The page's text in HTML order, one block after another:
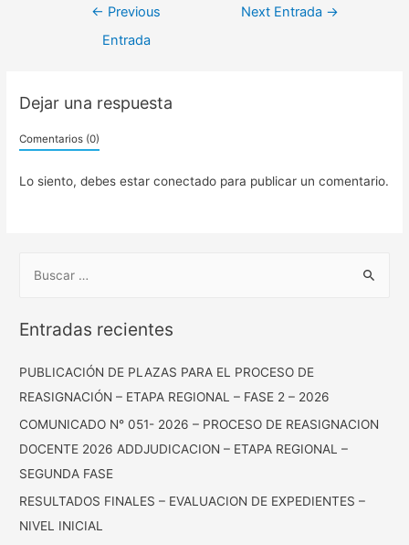
← Previous
Entrada
Next Entrada →
Dejar una respuesta
Comentarios (0)
Lo siento, debes estarconectado para publicar un comentario.
Entradas recientes
PUBLICACIÓN DE PLAZAS PARA EL PROCESO DE
REASIGNACIÓN – ETAPA REGIONAL – FASE 2 – 2026
COMUNICADO N° 051- 2026 – PROCESO DE REASIGNACION
DOCENTE 2026 ADDJUDICACION – ETAPA REGIONAL –
SEGUNDA FASE
RESULTADOS FINALES – EVALUACION DE EXPEDIENTES –
NIVEL INICIAL